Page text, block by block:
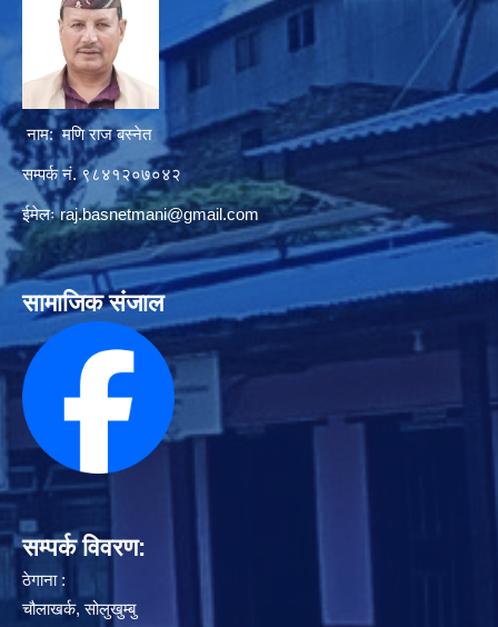
नाम: मणि राज बस्नेत
सम्पर्क नं. ९८४१२०७०४२
ईमेलःraj.basnetmani@gmail.com
सामाजिक संजाल
सम्पर्क विवरण:
ठेगाना :
चौलाखर्क, सोलुखुम्बु